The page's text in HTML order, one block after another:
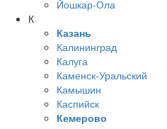
Йошкар-Ола
К
Казань
Калининград
Калуга
Каменск-Уральский
Камышин
Каспийск
Кемерово